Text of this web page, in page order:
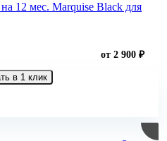
12 мес. Marquise Black для
от 2 900 ₽
в 1 клик